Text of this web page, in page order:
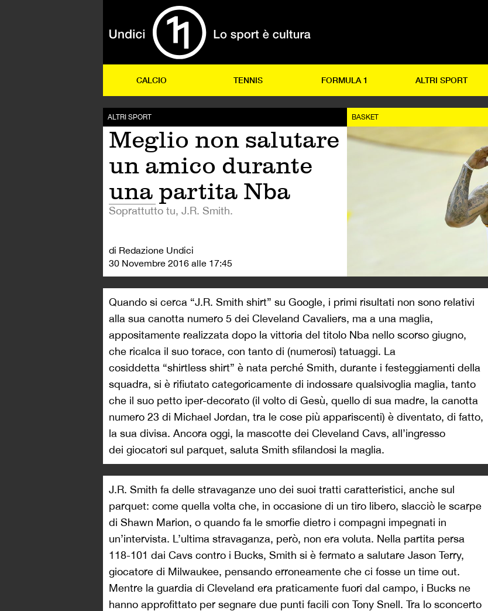
CALCIO TENNIS FORMULA 1 ALTRI SPORT
ALTRI SPORT
Meglio non salutare
un amico durante
una partita Nba
Soprattutto tu, J.R. Smith.
di Redazione Undici
30 Novembre 2016 alle 17:45
BASKET
Quando si cerca “J.R. Smith shirt” su Google, i primi risultati non sono relativi
alla sua canotta numero 5 dei Cleveland Cavaliers, ma a una maglia,
appositamente realizzata dopo la vittoria del titolo Nba nello scorso giugno,
che ricalca il suo torace, con tanto di (numerosi) tatuaggi. La
cosiddetta “shirtless shirt” è nata perché Smith, durante i festeggiamenti della
squadra, si è rifiutato categoricamente di indossare qualsivoglia maglia, tanto
che il suo petto iper-decorato (il volto di Gesù, quello di sua madre, la canotta
numero 23 di Michael Jordan, tra le cose più appariscenti) è diventato, di fatto,
la sua divisa. Ancora oggi, la mascotte dei Cleveland Cavs, all’ingresso
dei giocatori sul parquet, saluta Smith sfilandosi la maglia.
J.R. Smith fa delle stravaganze uno dei suoi tratti caratteristici, anche sul
parquet: come quella volta che, in occasione di un tiro libero, slacciò le scarpe
di Shawn Marion, o quando fa le smorfie dietro i compagni impegnati in
un’intervista. L’ultima stravaganza, però, non era voluta. Nella partita persa
118-101 dai Cavs contro i Bucks, Smith si è fermato a salutare Jason Terry,
giocatore di Milwaukee, pensando erroneamente che ci fosse un time out.
Mentre la guardia di Cleveland era praticamente fuori dal campo, i Bucks ne
hanno approfittato per segnare due punti facili con Tony Snell. Tra lo sconcerto